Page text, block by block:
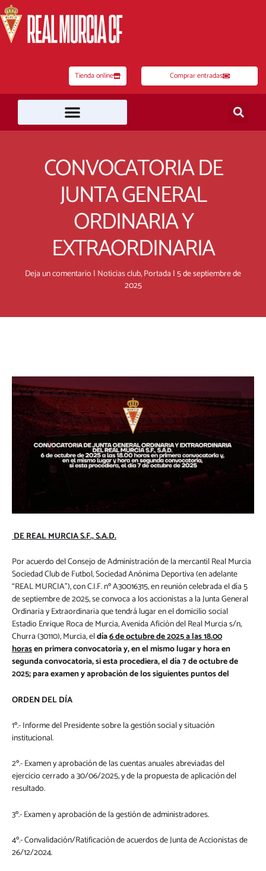
al
contenido
Tienda online Comprar entradas
CONVOCATORIA DE
JUNTA GENERAL
ORDINARIA Y
EXTRAORDINARIA
Deja un comentario | Noticias club,Portada |5 de septiembre de
2025
DE REAL MURCIA S.F., S.A.D.
Por acuerdo del Consejo de Administración de la mercantil Real Murcia
Sociedad Club de Futbol, Sociedad Anónima Deportiva (en adelante
“REAL MURCIA”), con C.I.F. nº A30016315, en reunión celebrada el día 5
de septiembre de 2025, se convoca a los accionistas a la Junta General
Ordinaria y Extraordinaria que tendrá lugar en el domicilio social
Estadio Enrique Roca de Murcia, Avenida Afición del Real Murcia s/n,
Churra (30110), Murcia, eldía6 de octubre de 2025 a las 18.00
horasen primera convocatoria y, en el mismo lugar y hora en
segunda convocatoria, si esta procediera, el día 7 de octubre de
2025; para examen y aprobación de los siguientes puntos del
ORDEN DEL DÍA
1º.- Informe del Presidente sobre la gestión social y situación
institucional.
2º.- Examen y aprobación de las cuentas anuales abreviadas del
ejercicio cerrado a 30/06/2025, y de la propuesta de aplicación del
resultado.
3º.- Examen y aprobación de la gestión de administradores.
4º.- Convalidación/Ratificación de acuerdos de Junta de Accionistas de
26/12/2024.